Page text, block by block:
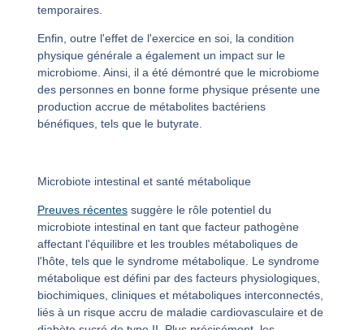
temporaires.
Enfin, outre l'effet de l'exercice en soi, la condition
physique générale a également un impact sur le
microbiome. Ainsi, il a été démontré que le microbiome
des personnes en bonne forme physique présente une
production accrue de métabolites bactériens
bénéfiques, tels que le butyrate.
Microbiote intestinal et santé métabolique
Preuves récentessuggère le rôle potentiel du
microbiote intestinal en tant que facteur pathogène
affectant l'équilibre et les troubles métaboliques de
l'hôte, tels que le syndrome métabolique. Le syndrome
métabolique est défini par des facteurs physiologiques,
biochimiques, cliniques et métaboliques interconnectés,
liés à un risque accru de maladie cardiovasculaire et de